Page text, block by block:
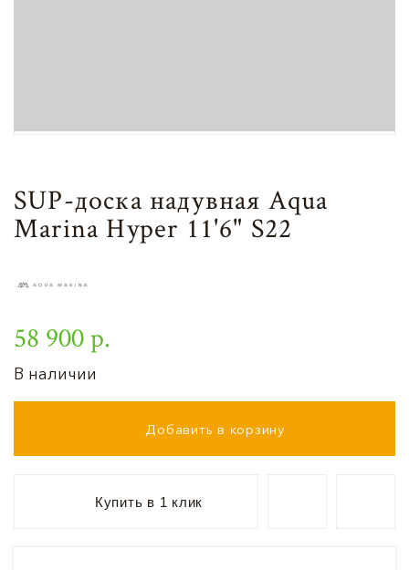
SUP-доска надувная Aqua
Marina Hyper 11'6" S22
58 900 р.
В наличии
Добавить в корзину
Купить в 1 клик